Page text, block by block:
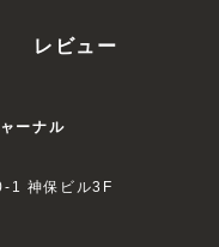
レビュー
ーナル
1 神保ビル3F